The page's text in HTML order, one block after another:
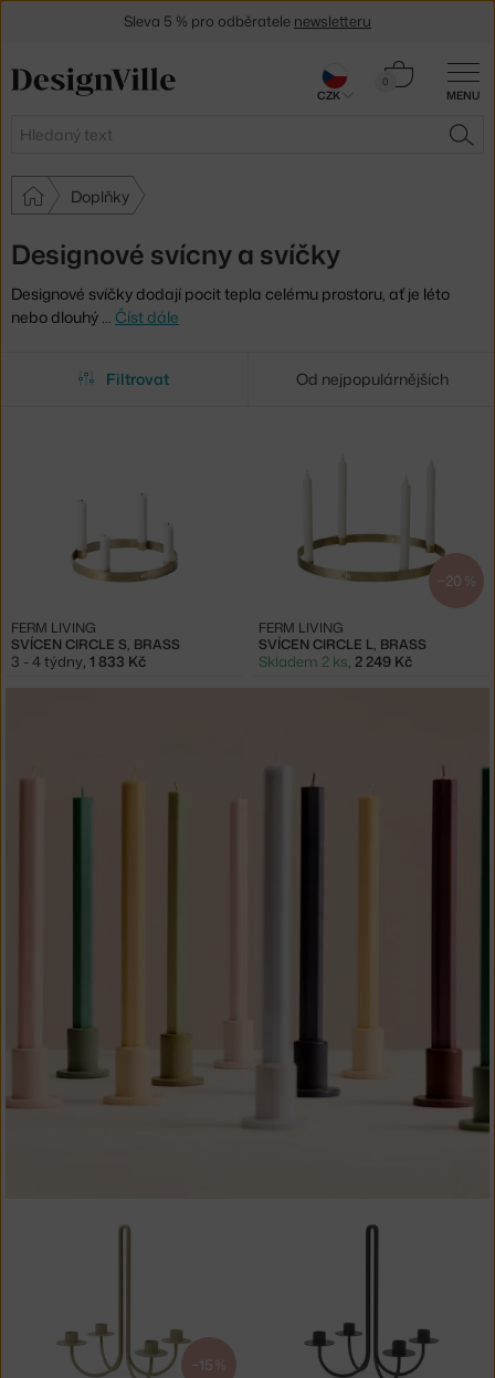
MENU
Hledat
0
Košík
Doplňky
Designové svícny a svíčky
Designové svíčky dodají pocit tepla celému prostoru, ať je léto
nebo dlouhý … Číst dále
Filtrovat Od nejpopulárnějších
SVÍCEN CIRCLE S, BRASS
FERM LIVING
3 - 4 týdny, 1 833 Kč
−20 %
SVÍCEN CIRCLE L, BRASS
FERM LIVING
Skladem 2 ks, 2 249 Kč
−15 %
Sleva 5 % pro odběratele newsletteru
CZK